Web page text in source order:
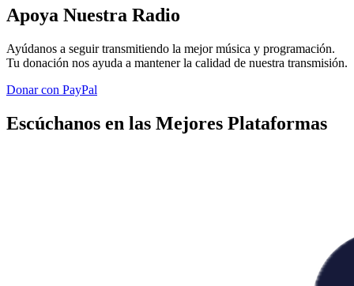
Apoya Nuestra Radio
Ayúdanos a seguir transmitiendo la mejor música y programación.
Tu donación nos ayuda a mantener la calidad de nuestra transmisión.
Donar con PayPal
Escúchanos en las Mejores Plataformas